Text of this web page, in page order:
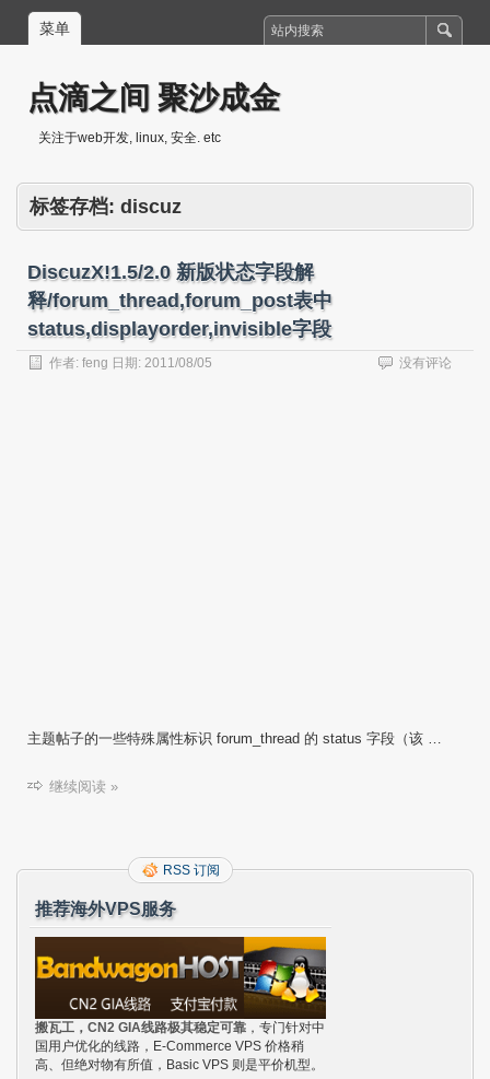
菜单
点滴之间 聚沙成金
关注于web开发, linux, 安全. etc
标签存档: discuz
DiscuzX!1.5/2.0 新版状态字段解
释/forum_thread,forum_post表中
status,displayorder,invisible字段
作者: feng 日期: 2011/08/05 没有评论
主题帖子的一些特殊属性标识 forum_thread 的 status 字段（该 …
继续阅读 »
RSS 订阅
推荐海外VPS服务
搬瓦工，CN2 GIA线路极其稳定可靠 ，专门针对中
国用户优化的线路，E-Commerce VPS 价格稍
高、但绝对物有所值，Basic VPS 则是平价机型。